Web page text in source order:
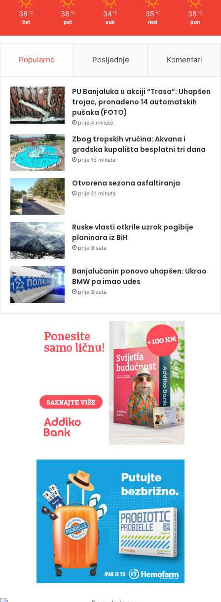
38 ℃
čet
36 ℃
pet
34 ℃
sub
35 ℃
ned
38 ℃
pon
Popularno Posljednje Komentari
PU Banjaluka u akciji “Trasa”: Uhapšen
trojac, pronađeno 14 automatskih
pušaka (FOTO)
prije 4 minute
Zbog tropskih vrućina: Akvana i
gradska kupališta besplatni tri dana
prije 15 minuta
Otvorena sezona asfaltiranja
prije 21 minuta
Ruske vlasti otkrile uzrok pogibije
planinara iz BiH
prije 3 sata
Banjalučanin ponovo uhapšen: Ukrao
BMW pa imao udes
prije 3 sata